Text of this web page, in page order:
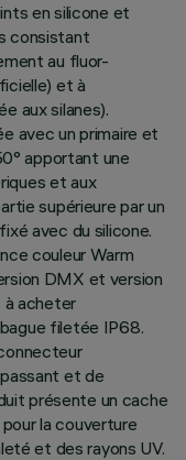
en silicone et
consistant
au fluor-
et à
aux silanes).
avec un primaire et
apportant une
et aux
supérieure par un
avec du silicone.
couleur Warm
DMX et version
à acheter
filetée IP68.
et de
présente un cache
la couverture
et des rayons UV.